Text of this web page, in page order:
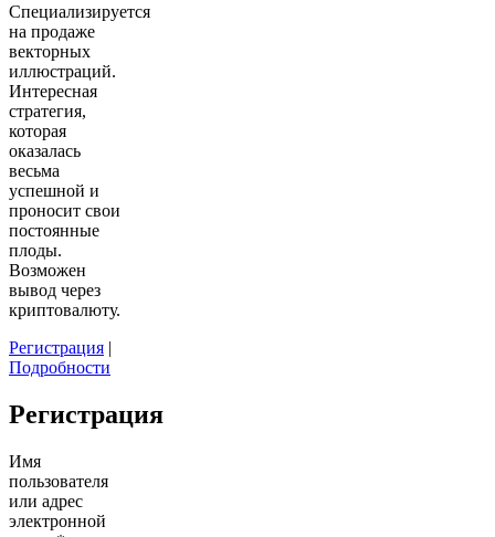
Специализируется
на продаже
векторных
иллюстраций.
Интересная
стратегия,
которая
оказалась
весьма
успешной и
проносит свои
постоянные
плоды.
Возможен
вывод через
криптовалюту.
Регистрация |
Подробности
Регистрация
Имя
пользователя
или адрес
электронной